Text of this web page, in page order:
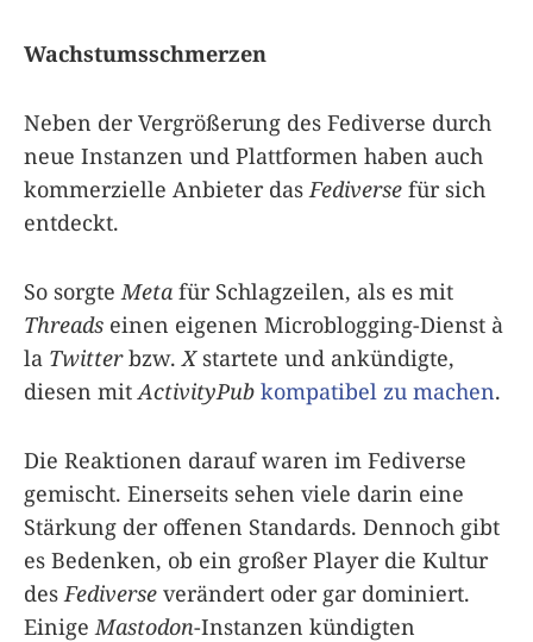
Wachstumsschmerzen
Neben der Vergrößerung des Fediverse durch
neue Instanzen und Plattformen haben auch
kommerzielle Anbieter das Fediverse für sich
entdeckt.
So sorgte Meta für Schlagzeilen, als es mit
Threads einen eigenen Microblogging-Dienst à
la Twitterbzw. Xstartete und ankündigte,
diesen mit ActivityPub kompatibel zu machen.
Die Reaktionen darauf waren im Fediverse
gemischt. Einerseits sehen viele darin eine
Stärkung der offenen Standards. Dennoch gibt
es Bedenken, ob ein großer Player die Kultur
des Fediverse verändert oder gar dominiert.
Einige Mastodon-Instanzen kündigten